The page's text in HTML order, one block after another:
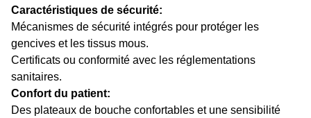
Caractéristiques de sécurité:
Mécanismes de sécurité intégrés pour protéger les
gencives et les tissus mous.
Certificats ou conformité avec les réglementations
sanitaires.
Confort du patient:
Des plateaux de bouche confortables et une sensibilité